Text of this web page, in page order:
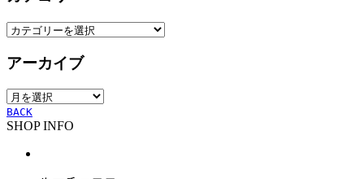
カ
ゴ
ー
アーカイブ
ア
ー
カ
BACK
SHOP INFO